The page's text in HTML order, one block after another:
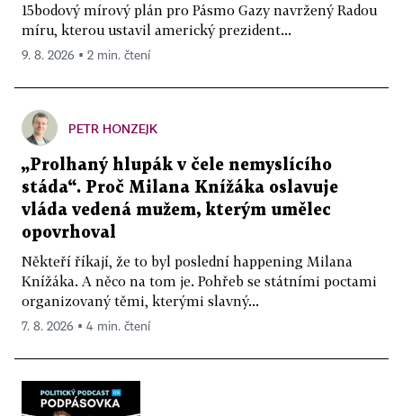
15bodový mírový plán pro Pásmo Gazy navržený Radou
míru, kterou ustavil americký prezident...
9. 8. 2026 ▪ 2 min. čtení
PETR HONZEJK
„Prolhaný hlupák v čele nemyslícího
stáda“. Proč Milana Knížáka oslavuje
vláda vedená mužem, kterým umělec
opovrhoval
Někteří říkají, že to byl poslední happening Milana
Knížáka. A něco na tom je. Pohřeb se státními poctami
organizovaný těmi, kterými slavný...
7. 8. 2026 ▪ 4 min. čtení